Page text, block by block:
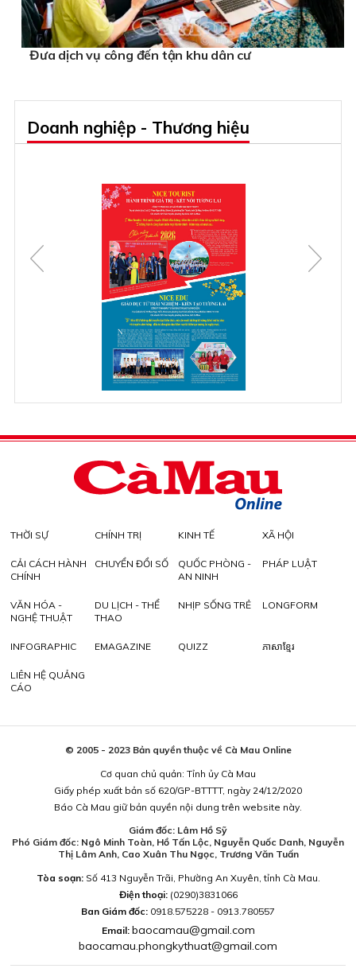
Đưa dịch vụ công đến tận khu dân cư
Doanh nghiệp - Thương hiệu
THỜI SỰ CHÍNH TRỊ KINH TẾ XÃ HỘI
CẢI CÁCH HÀNH
CHÍNH
CHUYỂN ĐỔI SỐ
QUỐC PHÒNG -
AN NINH
PHÁP LUẬT
VĂN HÓA -
NGHỆ THUẬT
DU LỊCH - THỂ
THAO
NHỊP SỐNG TRẺ LONGFORM
INFOGRAPHIC EMAGAZINE QUIZZ ភាសាខ្មែរ
LIÊN HỆ QUẢNG
CÁO
© 2005 - 2023 Bản quyền thuộc về Cà Mau Online
Cơ quan chủ quản: Tỉnh ủy Cà Mau
Giấy phép xuất bản số 620/GP-BTTTT, ngày 24/12/2020
Báo Cà Mau giữ bản quyền nội dung trên website này.
Giám đốc: Lâm Hồ Sỹ
Phó Giám đốc: Ngô Minh Toàn, Hồ Tấn Lộc, Nguyễn Quốc Danh, Nguyễn
Thị Lâm Anh, Cao Xuân Thu Ngọc, Trương Văn Tuấn
Tòa soạn:Số 413 Nguyễn Trãi, Phường An Xuyên, tỉnh Cà Mau.
Điện thoại: (0290)3831066
Ban Giám đốc: 0918.575228 - 0913.780557
Email: baocamau@gmail.com
baocamau.phongkythuat@gmail.com